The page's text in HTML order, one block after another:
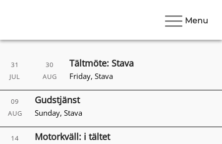
Menu
31
JUL
30
AUG
Tältmöte: Stava
Friday, Stava
09
AUG
Gudstjänst
Sunday, Stava
14
Motorkväll: i tältet